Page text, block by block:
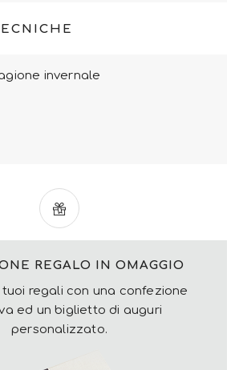
invernale
REGALO IN OMAGGIO
tuoi regali con una confezione
ed un biglietto di auguri
personalizzato.